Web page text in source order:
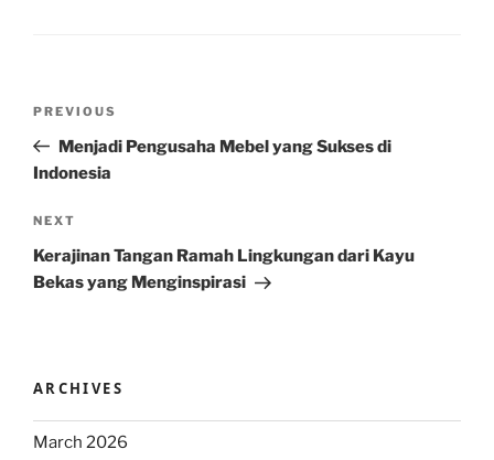
Previous
Post
PREVIOUS
Menjadi Pengusaha Mebel yang Sukses di
Indonesia
Next
Post
NEXT
Kerajinan Tangan Ramah Lingkungan dari Kayu
Bekas yang Menginspirasi
ARCHIVES
March 2026